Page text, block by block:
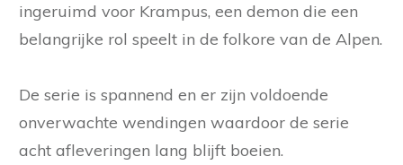
ingeruimd voor Krampus, een demon die een
belangrijke rol speelt in de folkore van de Alpen.
De serie is spannend en er zijn voldoende
onverwachte wendingen waardoor de serie
acht afleveringen lang blijft boeien.